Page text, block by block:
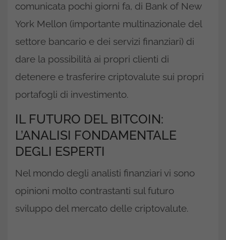
comunicata pochi giorni fa, di Bank of New
York Mellon (importante multinazionale del
settore bancario e dei servizi finanziari) di
dare la possibilità ai propri clienti di
detenere e trasferire criptovalute sui propri
portafogli di investimento.
IL FUTURO DEL BITCOIN:
L’ANALISI FONDAMENTALE
DEGLI ESPERTI
Nel mondo degli analisti finanziari vi sono
opinioni molto contrastanti sul futuro
sviluppo del mercato delle criptovalute.